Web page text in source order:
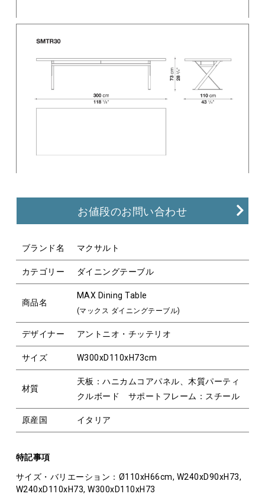
お値段のお問い合わせ
ブランド名 マクサルト
カテゴリー ダイニングテーブル
商品名
MAX Dining Table
(マックス ダイニングテーブル)
デザイナー アントニオ・チッテリオ
サイズ W300xD110xH73cm
材質
天板：ハニカムコアパネル、木質パーティ
クルボード サポートフレーム：スチール
原産国 イタリア
特記事項
サイズ・バリエーション：Ø110xH66cm, W240xD90xH73,
W240xD110xH73, W300xD110xH73